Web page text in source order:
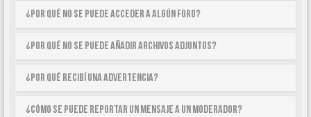
¿Por qué no se puede acceder a algún foro?
¿Por qué no se puede añadir archivos adjuntos?
¿Por qué recibí una advertencia?
¿Cómo se puede reportar un mensaje a un moderador?